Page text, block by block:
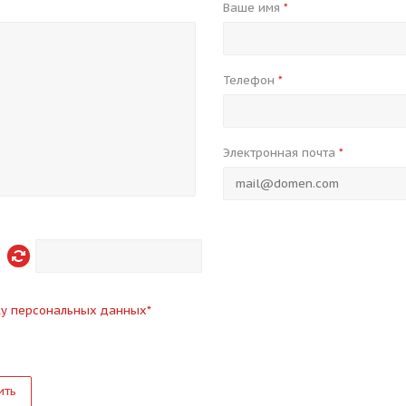
Ваше имя *
Телефон *
Электронная почта *
персональных данных*